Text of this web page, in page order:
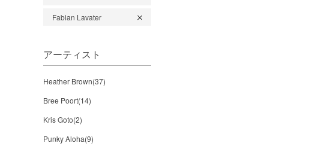
Fabian Lavater
アーティスト
Heather Brown(37)
Bree Poort(14)
Kris Goto(2)
Punky Aloha(9)